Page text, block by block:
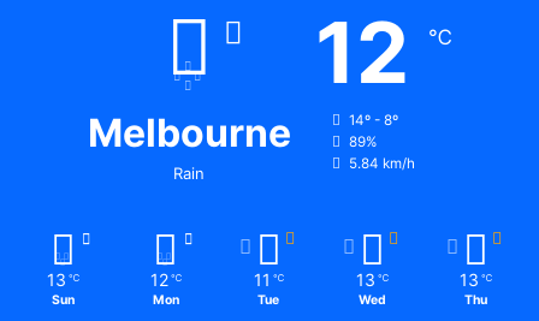
Melbourne
Rain
12 ℃
14º - 8º
89%
5.84 km/h
13 ℃
Sun
12 ℃
Mon
11 ℃
Tue
13 ℃
Wed
13 ℃
Thu